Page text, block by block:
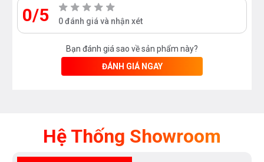
0/5 0 đánh giá và nhận xét
Bạn đánh giá sao về sản phẩm này?
ĐÁNH GIÁ NGAY
Hệ Thống Showroom